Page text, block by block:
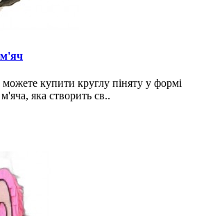
м'яч
купити круглу піняту у формі
яка створить св..